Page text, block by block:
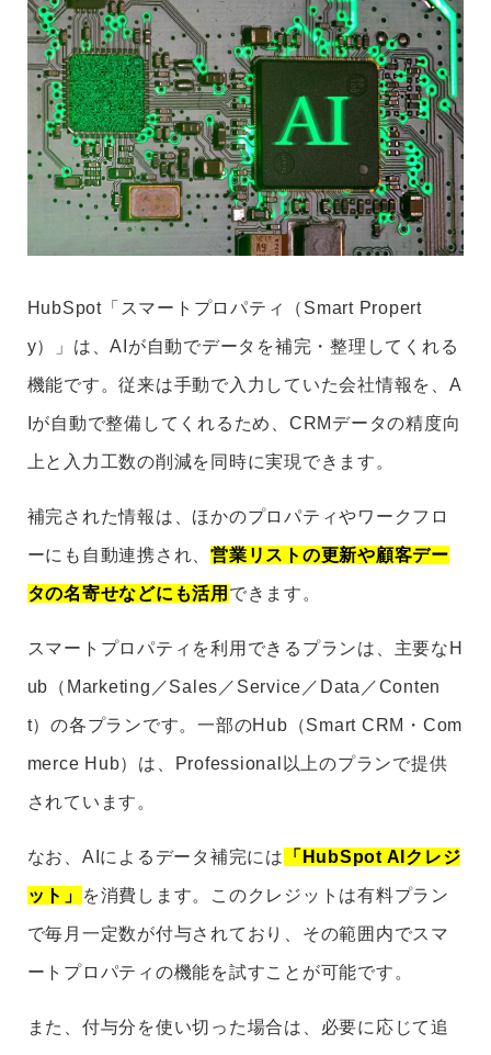
HubSpot「スマートプロパティ（Smart Propert
y）」は、AIが自動でデータを補完・整理してくれる
機能です。従来は手動で入力していた会社情報を、A
Iが自動で整備してくれるため、CRMデータの精度向
上と入力工数の削減を同時に実現できます。
補完された情報は、ほかのプロパティやワークフロ
ーにも自動連携され、営業リストの更新や顧客デー
タの名寄せなどにも活用 できます。
スマートプロパティを利用できるプランは、主要なH
ub（Marketing／Sales／Service／Data／Conten
t）の各プランです。一部のHub（Smart CRM・Com
merce Hub）は、Professional以上のプランで提供
されています。
なお、AIによるデータ補完には 「HubSpot AIクレジ
ット」 を消費します。このクレジットは有料プラン
で毎月一定数が付与されており、その範囲内でスマ
ートプロパティの機能を試すことが可能です。
また、付与分を使い切った場合は、必要に応じて追